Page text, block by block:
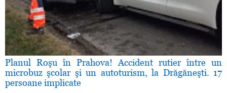
Planul Roşu în Prahova! Accident rutier între un
microbuz şcolar şi un autoturism, la Drăgăneşti. 17
persoane implicate